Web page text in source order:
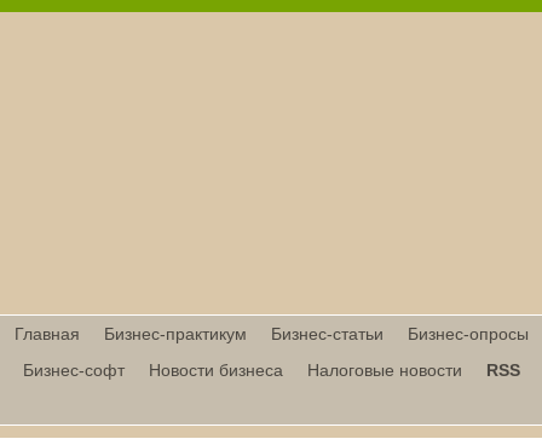
Главная Бизнес-практикум Бизнес-статьи
Бизнес-опросы
Бизнес-софт
Новости бизнеса Налоговые новости RSS